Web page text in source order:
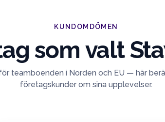
KUNDOMDÖMEN
som valt
teamboenden i Norden och EU — här
företagskunder om sina upplevelser.